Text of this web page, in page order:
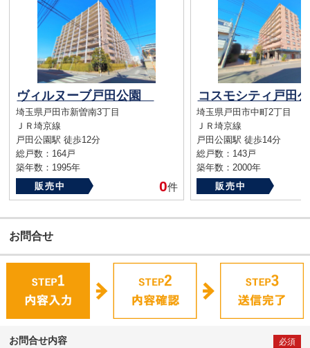
ヴィルヌーブ戸田公園
埼玉県戸田市新曽南3丁目
ＪＲ埼京線
戸田公園駅 徒歩12分
総戸数：164戸
築年数：1995年
販売中
0件
コスモシティ戸
埼玉県戸田市中町2丁目
ＪＲ埼京線
戸田公園駅 徒歩14分
総戸数：143戸
築年数：2000年
販売中
お問合せ
お問合せ内容 必須